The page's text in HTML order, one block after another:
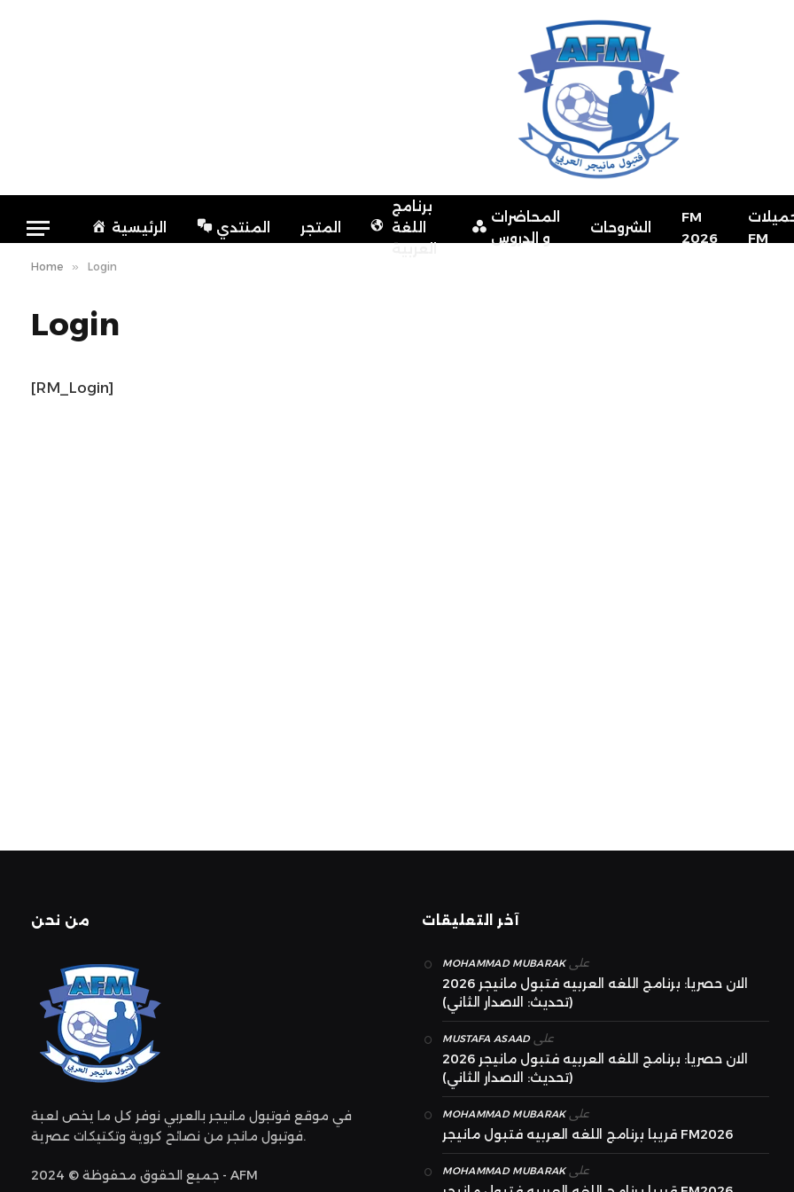
الرئيسية المنتدي المتجر
برنامج
اللغة
العربية
المحاضرات
و الدروس
الشروحات
FM
2026
FM
Home » Login
Login
[RM_Login]
من نحن
في موقع فوتبول مانيجر بالعربي نوفر كل ما يخص لعبة
فوتبول مانجر من نصائح كروية وتكتيكات عصرية.
جميع الحقوق محفوظة © 2024 - AFM
آخر التعليقات
MOHAMMAD MUBARAK على
الان حصريا: برنامج اللغه العربيه فتبول مانيجر 2026
(تحديث: الاصدار الثاني)
MUSTAFA ASAAD على
الان حصريا: برنامج اللغه العربيه فتبول مانيجر 2026
(تحديث: الاصدار الثاني)
MOHAMMAD MUBARAK على
قريبا برنامج اللغه العربيه فتبول مانيجر FM2026
MOHAMMAD MUBARAK على